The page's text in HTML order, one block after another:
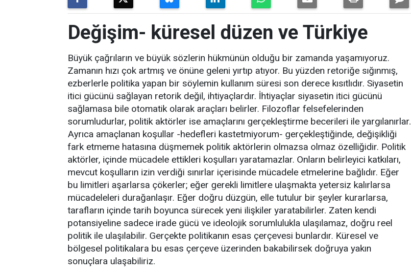
Değişim- küresel düzen ve Türkiye
Büyük çağrıların ve büyük sözlerin hükmünün olduğu bir zamanda yaşamıyoruz.
Zamanın hızı çok artmış ve önüne geleni yırtıp atıyor. Bu yüzden retoriğe sığınmış,
ezberlerle politika yapan bir söylemin kullanım süresi son derece kısıtlıdır. Siyasetin
itici gücünü sağlayan retorik değil, ihtiyaçlardır. İhtiyaçlar siyasetin itici gücünü
sağlamasa bile otomatik olarak araçları belirler. Filozoflar felsefelerinden
sorumludurlar, politik aktörler ise amaçlarını gerçekleştirme becerileri ile yargılanırlar.
Ayrıca amaçlanan koşullar -hedefleri kastetmiyorum- gerçekleştiğinde, değişikliği
fark etmeme hatasına düşmemek politik aktörlerin olmazsa olmaz özelliğidir. Politik
aktörler, içinde mücadele ettikleri koşulları yaratamazlar. Onların belirleyici katkıları,
mevcut koşulların izin verdiği sınırlar içerisinde mücadele etmelerine bağlıdır. Eğer
bu limitleri aşarlarsa çökerler; eğer gerekli limitlere ulaşmakta yetersiz kalırlarsa
mücadeleleri durağanlaşır. Eğer doğru düzgün, elle tutulur bir şeyler kurarlarsa,
tarafların içinde tarih boyunca sürecek yeni ilişkiler yaratabilirler. Zaten kendi
potansiyeline sadece irade gücü ve ideolojik sorumlulukla ulaşılamaz, doğru reel
politik ile ulaşılabilir. Gerçekte politikanın esas çerçevesi bunlardır. Küresel ve
bölgesel politikalara bu esas çerçeve üzerinden bakabilirsek doğruya yakın
sonuçlara ulaşabiliriz.